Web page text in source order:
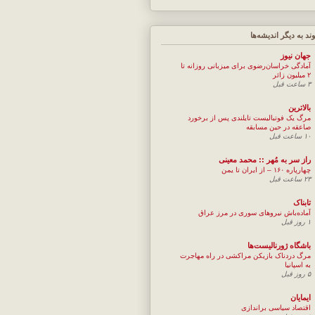
به ديگر انديشه‌ها
جهان نيوز
آمادگی خراسان‌رضوی برای میزبانی روزانه تا
۲ میلیون زائر
۳ ساعت قبل
بالاترین
مرگ یک فوتبالیست تایلندی پس از برخورد
صاعقه در حین مسابقه
۱۰ ساعت قبل
راز سر به مُهر :: محمد معینی
چهارپاره ۱۶۰ – از ایران تا یمن
۲۳ ساعت قبل
تابناک
آماده‌باش نیروهای سوری در مرز عراق
۱ روز قبل
باشگاه ژورنالیست‌ها
مرگ دردناک بازیکن مراکشی در راه مهاجرت
به اسپانیا
۵ روز قبل
ایمایان
اقتصاد سیاسی براندازی